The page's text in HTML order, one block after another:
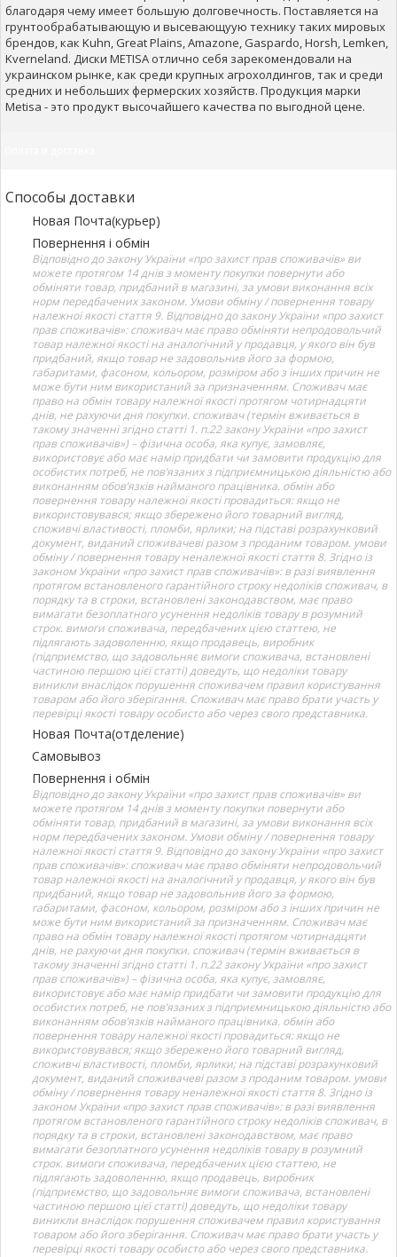
благодаря чему имеет большую долговечность. Поставляется на
грунтообрабатывающую и высевающуую технику таких мировых
брендов, как Kuhn, Great Plains, Amazone, Gaspardo, Horsh, Lemken,
Kverneland. Диски METISA отлично себя зарекомендовали на
украинском рынке, как среди крупных агрохолдингов, так и среди
средних и небольших фермерских хозяйств. Продукция марки
Metisa - это продукт высочайшего качества по выгодной цене.
Способы доставки
Новая Почта(курьер)
Повернення і обмін
Відповідно до закону України «про захист прав споживачів» ви
можете протягом 14 днів з моменту покупки повернути або
обміняти товар, придбаний в магазині, за умови виконання всіх
норм передбачених законом. Умови обміну / повернення товару
належної якості стаття 9. Відповідно до закону України «про захист
прав споживачів»: споживач має право обміняти непродовольчий
товар належної якості на аналогічний у продавця, у якого він був
придбаний, якщо товар не задовольнив його за формою,
габаритами, фасоном, кольором, розміром або з інших причин не
може бути ним використаний за призначенням. Споживач має
право на обмін товару належної якості протягом чотирнадцяти
днів, не рахуючи дня покупки. споживач (термін вживається в
такому значенні згідно статті 1. п.22 закону України «про захист
прав споживачів») – фізична особа, яка купує, замовляє,
використовує або має намір придбати чи замовити продукцію для
особистих потреб, не пов’язаних з підприємницькою діяльністю або
виконанням обов’язків найманого працівника. обмін або
повернення товару належної якості провадиться: якщо не
використовувався; якщо збережено його товарний вигляд,
споживчі властивості, пломби, ярлики; на підставі розрахунковий
документ, виданий споживачеві разом з проданим товаром. умови
обміну / повернення товару неналежної якості стаття 8. Згідно із
законом України «про захист прав споживачів»: в разі виявлення
протягом встановленого гарантійного строку недоліків споживач, в
порядку та в строки, встановлені законодавством, має право
вимагати безоплатного усунення недоліків товару в розумний
строк. вимоги споживача, передбачених цією статтею, не
підлягають задоволенню, якщо продавець, виробник
(підприємство, що задовольняє вимоги споживача, встановлені
частиною першою цієї статті) доведуть, що недоліки товару
виникли внаслідок порушення споживачем правил користування
товаром або його зберігання. Споживач має право брати участь у
перевірці якості товару особисто або через свого представника.
Новая Почта(отделение)
Самовывоз
Повернення і обмін
Відповідно до закону України «про захист прав споживачів» ви
можете протягом 14 днів з моменту покупки повернути або
обміняти товар, придбаний в магазині, за умови виконання всіх
норм передбачених законом. Умови обміну / повернення товару
належної якості стаття 9. Відповідно до закону України «про захист
прав споживачів»: споживач має право обміняти непродовольчий
товар належної якості на аналогічний у продавця, у якого він був
придбаний, якщо товар не задовольнив його за формою,
габаритами, фасоном, кольором, розміром або з інших причин не
може бути ним використаний за призначенням. Споживач має
право на обмін товару належної якості протягом чотирнадцяти
днів, не рахуючи дня покупки. споживач (термін вживається в
такому значенні згідно статті 1. п.22 закону України «про захист
прав споживачів») – фізична особа, яка купує, замовляє,
використовує або має намір придбати чи замовити продукцію для
особистих потреб, не пов’язаних з підприємницькою діяльністю або
виконанням обов’язків найманого працівника. обмін або
повернення товару належної якості провадиться: якщо не
використовувався; якщо збережено його товарний вигляд,
споживчі властивості, пломби, ярлики; на підставі розрахунковий
документ, виданий споживачеві разом з проданим товаром. умови
обміну / повернення товару неналежної якості стаття 8. Згідно із
законом України «про захист прав споживачів»: в разі виявлення
протягом встановленого гарантійного строку недоліків споживач, в
порядку та в строки, встановлені законодавством, має право
вимагати безоплатного усунення недоліків товару в розумний
строк. вимоги споживача, передбачених цією статтею, не
підлягають задоволенню, якщо продавець, виробник
(підприємство, що задовольняє вимоги споживача, встановлені
частиною першою цієї статті) доведуть, що недоліки товару
виникли внаслідок порушення споживачем правил користування
товаром або його зберігання. Споживач має право брати участь у
перевірці якості товару особисто або через свого представника.